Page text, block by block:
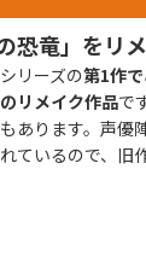
恐竜」をリ
リーズの第1作
リメイク作品で
あります。声優
ているので、旧